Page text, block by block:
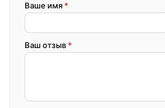
Ваше имя *
Ваш отзыв *